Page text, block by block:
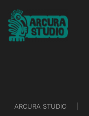
ARCURA STUDIO